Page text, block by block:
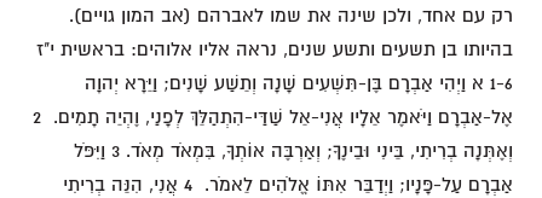
רק עם אחד, ולכן שינה את שמו לאברהם (אב המון גויים).
בהיותו בן תשעים ותשע שנים, נראה אליו אלוהים: בראשית י"ז
1-6 א וַיְהִי אַבְרָם בֶּן-תִּשְׁעִים שָׁנָה וְתֵשַׁע שָׁנִים; וַיֵּרָא יְהוָה
אֶל-אַבְרָם וַיֹּאמֶר אֵלָיו אֲנִי-אֵל שַׁדַּי-הִתְהַלֵּךְ לְפָנַי, וֶהְיֵה תָמִים. 2
וְאֶתְּנָה בְרִיתִי, בֵּינִי וּבֵינֶךָ; וְאַרְבֶּה אוֹתְךָ, בִּמְאֹד מְאֹד. 3 וַיִּפֹּל
אַבְרָם עַל-פָּנָיו; וַיְדַבֵּר אִתּוֹ אֱלֹהִים לֵאמֹר. 4 אֲנִי, הִנֵּה בְרִיתִי